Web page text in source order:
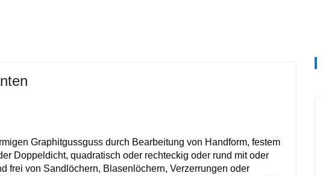
Graphitgussguss durch Bearbeitung von Handform, festem
Doppeldicht, quadratisch oder rechteckig oder rund mit oder
frei von Sandlöchern, Blasenlöchern, Verzerrungen oder